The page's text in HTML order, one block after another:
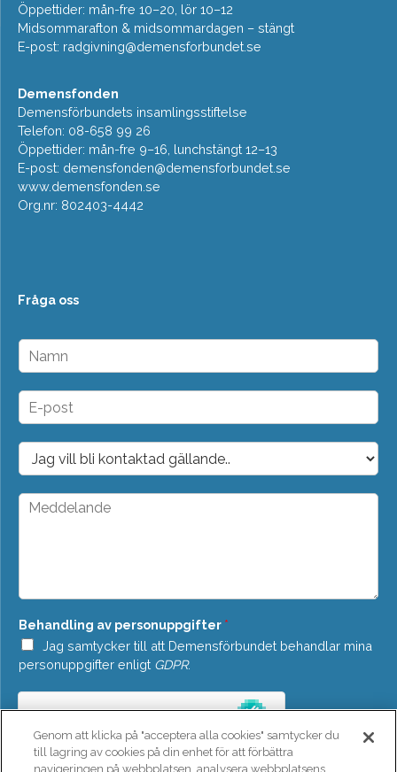
Öppettider: mån-fre 10–20, lör 10–12
Midsommarafton & midsommardagen – stängt
E-post: radgivning@demensforbundet.se
Demensfonden
Demensförbundets insamlingsstiftelse
Telefon: 08-658 99 26
Öppettider: mån-fre 9–16, lunchstängt 12–13
E-post: demensfonden@demensforbundet.se
www.demensfonden.se
Org.nr: 802403-4442
Fråga oss
N
m
n
E
p
o
t
*
D
o
p
M
a
d
e
*
Behandling av personuppgifter *
Jag samtycker till att Demensförbundet behandlar mina
personuppgifter enligt GDPR.
Genom att klicka på "acceptera alla cookies" samtycker du
till lagring av cookies på din enhet för att förbättra
navigeringen på webbplatsen, analysera webbplatsens